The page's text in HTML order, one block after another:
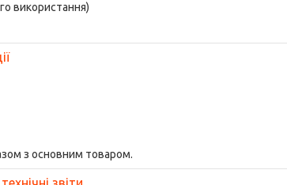
використання)
з основним товаром.